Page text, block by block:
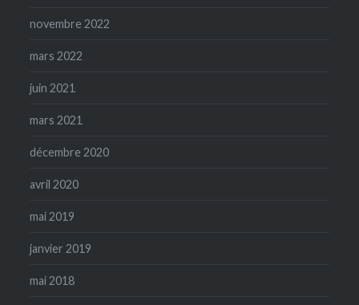
novembre 2022
mars 2022
juin 2021
mars 2021
décembre 2020
avril 2020
mai 2019
janvier 2019
mai 2018